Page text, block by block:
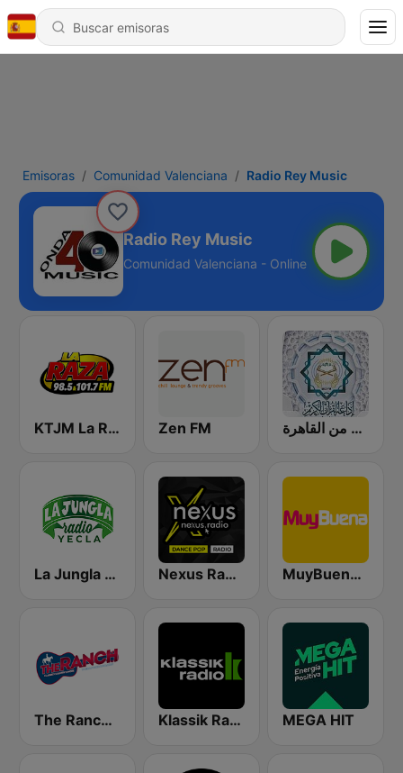
Emisoras Comunidad Valenciana Radio Rey Music
Radio Rey Music
Comunidad Valenciana - Online
KTJM La Raza 98.5 / 103.3 FM KJOJ Zen FM إذاعة القرآن الكريم من القاهرة
La Jungla Radio Yecla Nexus Radio Dance MuyBuena Gandia
The Ranch - Classic Country Klassik Radio MEGA HIT